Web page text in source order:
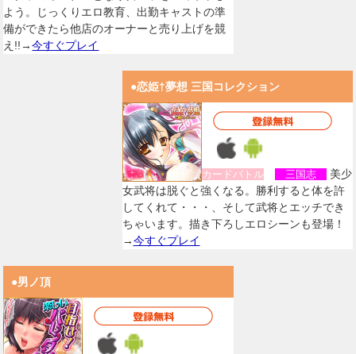
よう。じっくりエロ教育、出勤キャストの準
備ができたら他店のオーナーと売り上げを競
え!!→今すぐプレイ
●恋姫†夢想 三国コレクション
カードバトル 三国志
美少
女武将は脱ぐと強くなる。勝利すると体を許
してくれて・・・、そして武将とエッチでき
ちゃいます。描き下ろしエロシーンも登場！
→今すぐプレイ
●男ノ頂